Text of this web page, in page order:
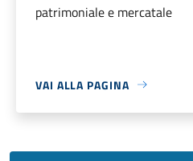
patrimoniale e mercatale
VAI ALLA PAGINA